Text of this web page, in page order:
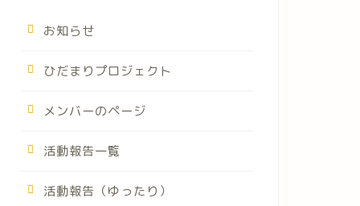
お知らせ
ひだまりプロジェクト
メンバーのページ
活動報告一覧
活動報告（ゆったり）